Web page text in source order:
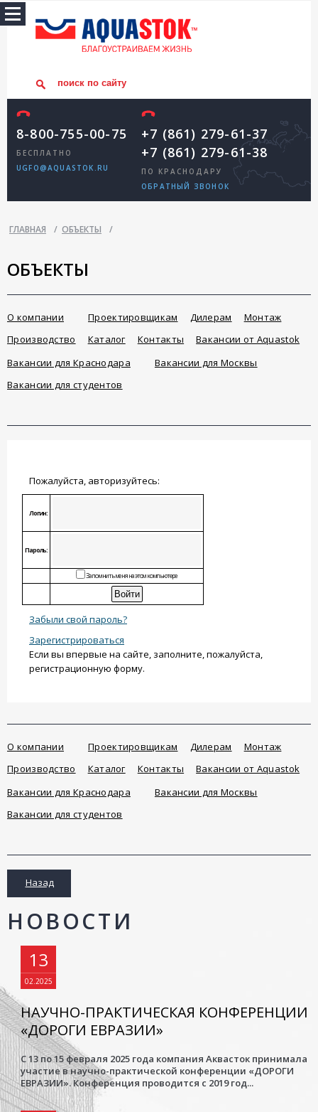
8-800-755-00-75
БЕСПЛАТНО
UGFO@AQUASTOK.RU
+7 (861) 279-61-37
+7 (861) 279-61-38
ПО КРАСНОДАРУ
ОБРАТНЫЙ ЗВОНОК
ГЛАВНАЯ / ОБЪЕКТЫ /
ОБЪЕКТЫ
О компании Проектировщикам Дилерам
Монтаж
Производство
Каталог Контакты
Вакансии от Aquastok
Вакансии для Краснодара
Вакансии для Москвы
Вакансии для студентов
Пожалуйста, авторизуйтесь:
Логин:
Пароль:
Запомнить меня на этом компьютере
Забыли свой пароль?
Зарегистрироваться
Если вы впервые на сайте, заполните, пожалуйста,
регистрационную форму.
О компании Проектировщикам Дилерам
Монтаж
Производство
Каталог Контакты
Вакансии от Aquastok
Вакансии для Краснодара
Вакансии для Москвы
Вакансии для студентов
Назад
НОВОСТИ
13
02.2025
НАУЧНО-ПРАКТИЧЕСКАЯ КОНФЕРЕНЦИИ
«ДОРОГИ ЕВРАЗИИ»
С 13 по 15 февраля 2025 года компания Аквасток принимала
участие в научно-практической конференции «ДОРОГИ
ЕВРАЗИИ». Конференция проводится с 2019 год...